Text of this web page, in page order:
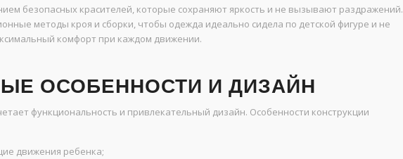
безопасных красителей, которые сохраняют яркость и не вызывают раздражений.
методы кроя и сборки, чтобы одежда идеально сидела по детской фигуре и не
комфорт при каждом движении.
ОСОБЕННОСТИ И ДИЗАЙН
функциональность и привлекательный дизайн. Особенности конструкции
движения ребенка;